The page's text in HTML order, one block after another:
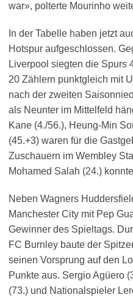
war», polterte Mourinho
In der Tabelle haben jetzt
Hotspur aufgeschlossen.
Liverpool siegten die Spurs
20 Zählern punktgleich mit
nach der zweiten
als Neunter im Mittelfeld
Kane (4./56.), Heung-Min
(45.+3) waren für die
Zuschauern im Wembley
Mohamed Salah (24.)
Neben Wagners
Manchester City mit Pep
Gewinner des Spieltags.
FC Burnley baute der
seinen Vorsprung auf den
Punkte aus. Sergio Agüero
(73.) und Nationalspieler